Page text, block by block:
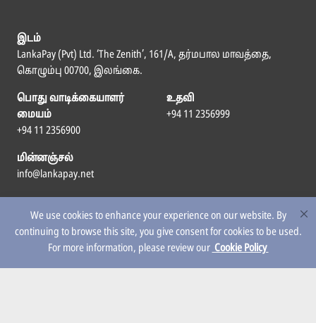
We use cookies to enhance your experience on our website. By
continuing to browse this site, you give consent for cookies to be used.
For more information, please review ourCookie Policy
இடம்
LankaPay (Pvt) Ltd. ‘The Zenith’, 161/A, தர்மபால மாவத்தை,
கொழும்பு 00700, இலங்கை.
பொது வாடிக்கையாளர்
மையம்
+94 11 2356900
உதவி
+94 11 2356999
மின்னஞ்சல்
info@lankapay.net
எம்மைப் பின்தொடர